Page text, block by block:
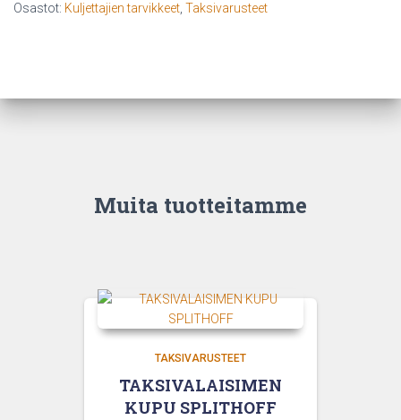
Osastot: Kuljettajien tarvikkeet Taksivarusteet
Muita tuotteitamme
TAKSIVARUSTEET
TAKSIVALAISIMEN
KUPU SPLITHOFF